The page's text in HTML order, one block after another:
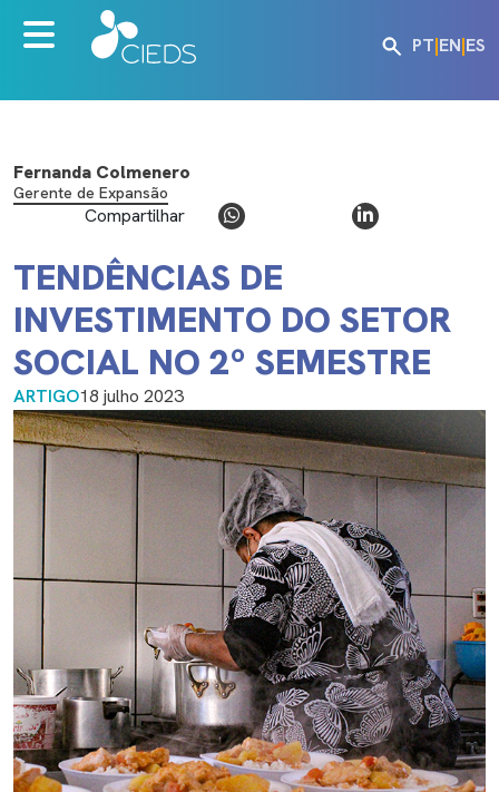
PT|EN|ES
Fernanda Colmenero
Gerente de Expansão
Compartilhar
TENDÊNCIAS DE
INVESTIMENTO DO SETOR
SOCIAL NO 2º SEMESTRE
ARTIGO18 julho 2023